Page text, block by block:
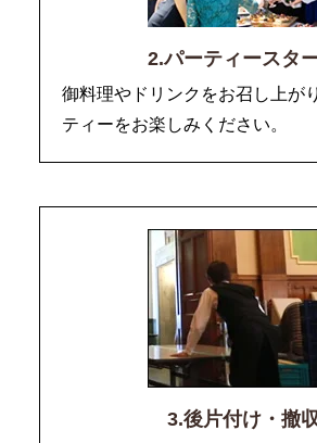
2.パーティースタ
御料理やドリンクをお召し上が
ティーをお楽しみください。
3.後片付け・撤収